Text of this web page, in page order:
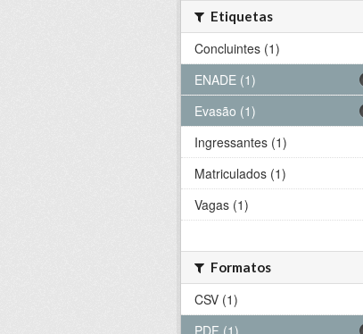
Etiquetas
Concluintes (1)
ENADE (1)
Evasão (1)
Ingressantes (1)
Matriculados (1)
Vagas (1)
Formatos
CSV (1)